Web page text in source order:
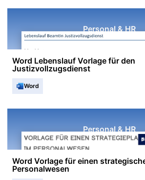
Personal & HR
Word Lebenslauf Vorlage für den
Justizvollzugsdienst
Word
Personal & HR
Word Vorlage für einen
Personalwesen